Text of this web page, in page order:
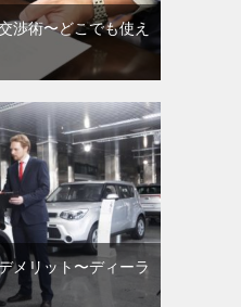
渉術〜どこでも使え
メリット〜ディーラ